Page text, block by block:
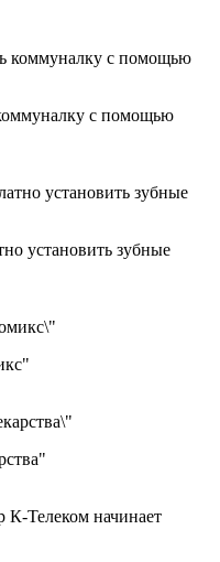
с помощью
установить зубные